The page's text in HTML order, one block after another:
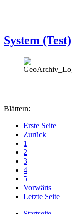
System (Test)
Blättern:
Erste Seite
Zurück
1
2
3
4
5
Vorwärts
Letzte Seite